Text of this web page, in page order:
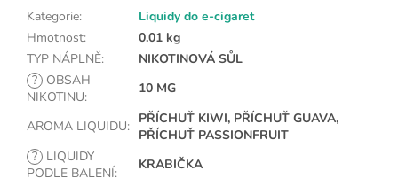
Kategorie:
Liquidy do e-cigaret
Hmotnost:
0.01 kg
TYP NÁPLNĚ:
NIKOTINOVÁ SŮL
? OBSAH
NIKOTINU:
10 MG
AROMA LIQUIDU: PŘÍCHUŤ KIWI, PŘÍCHUŤ GUAVA,
PŘÍCHUŤ PASSIONFRUIT
? LIQUIDY
PODLE BALENÍ:
KRABIČKA